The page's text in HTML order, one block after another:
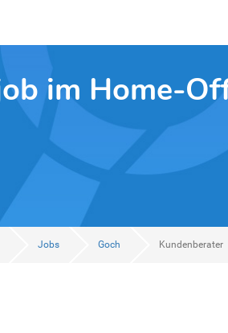
im Home-
Jobs Goch Kundenberater